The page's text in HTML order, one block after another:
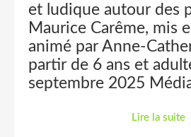
et ludique autour des
Maurice Carême, mis
animé par Anne-
partir de 6 ans et
septembre 2025
Lire la suite